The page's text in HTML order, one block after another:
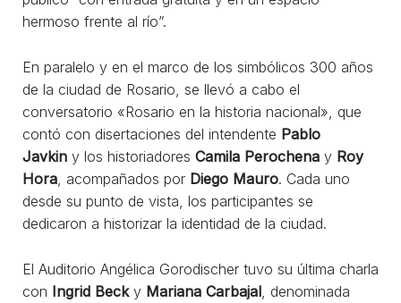
hermoso frente al río”.
En paralelo y en el marco de los simbólicos 300 años
de la ciudad de Rosario, se llevó a cabo el
conversatorio «Rosario en la historia nacional», que
contó con disertaciones del intendente Pablo
Javkin y los historiadores Camila Perochena y Roy
Hora , acompañados por Diego Mauro. Cada uno
desde su punto de vista, los participantes se
dedicaron a historizar la identidad de la ciudad.
El Auditorio Angélica Gorodischer tuvo su última charla
con Ingrid Becky Mariana Carbajal , denominada